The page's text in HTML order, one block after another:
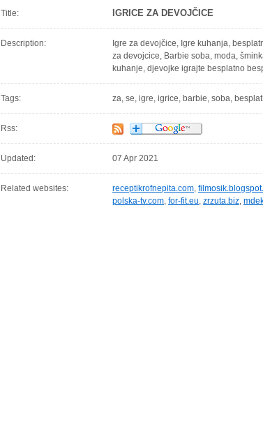
Title: IGRICE ZA DEVOJČICE
Description:
Igre za devojčice, Igre kuhanja,
za devojcice, Barbie soba, moda,
kuhanje, djevojke igrajte besplatno
Tags: za, se, igre, igrice, barbie, soba,
Rss:
Updated: 07 Apr 2021
Related websites: receptikrofnepita.com,
polska-tv.com, for-fit.eu, zrzuta.biz,